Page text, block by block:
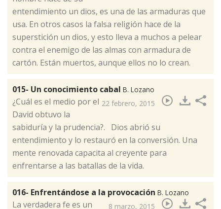
entendimiento un dios, es una de las armaduras que
usa. En otros casos la falsa religión hace de la
superstición un dios, y esto lleva a muchos a pelear
contra el enemigo de las almas con armadura de
cartón. Están muertos, aunque ellos no lo crean.
015- Un conocimiento cabal B. Lozano
22 febrero, 2015
​¿Cuál es el medio por el
David obtuvo la
sabiduría y la prudencia?. Dios abrió su
entendimiento y lo restauró en la conversión. Una
mente renovada capacita al creyente para
enfrentarse a las batallas de la vida.
016- Enfrentándose a la provocación B. Lozano
8 marzo, 2015
​La verdadera fe es un